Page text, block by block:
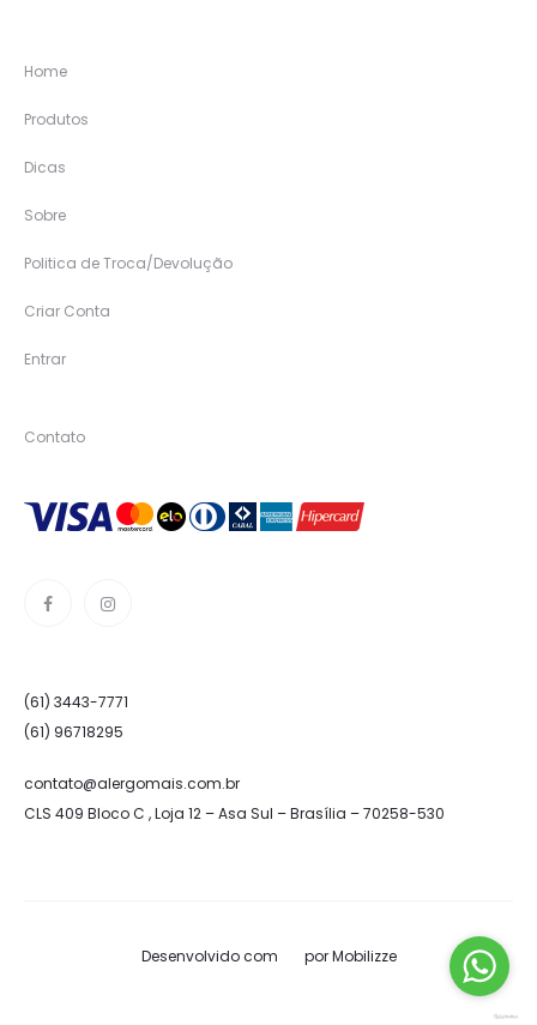
Home
Produtos
Dicas
Sobre
Politica de Troca/Devolução
Criar Conta
Entrar
Contato
(61) 3443-7771
(61) 96718295
contato@alergomais.com.br
CLS 409 Bloco C , Loja 12 – Asa Sul – Brasília – 70258-530
Desenvolvido com porMobilizze